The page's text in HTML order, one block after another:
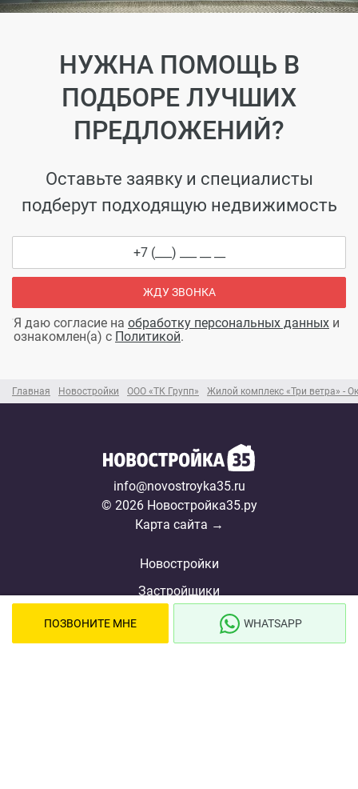
Главная Новостройки ООО «ТК Групп» Жилой комплекс «Три ветра» -
НУЖНА ПОМОЩЬ В
ПОДБОРЕ ЛУЧШИХ
ПРЕДЛОЖЕНИЙ?
Оставьте заявку и специалисты
подберут подходящую недвижимость
ЖДУ ЗВОНКА
Я даю согласие на обработку персональных данных и
ознакомлен(а) с Политикой.
info@novostroyka35.ru
© 2026 Новостройка35.ру
Карта сайта →
Новостройки
Застройщики
Новости
ПОЗВОНИТЕ МНЕ WHATSAPP